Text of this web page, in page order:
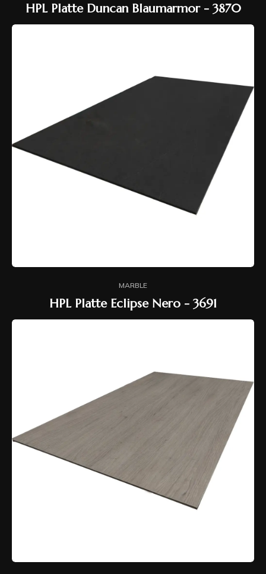
HPL Platte Duncan Blaumarmor - 3870
MARBLE
HPL Platte Eclipse Nero - 3691